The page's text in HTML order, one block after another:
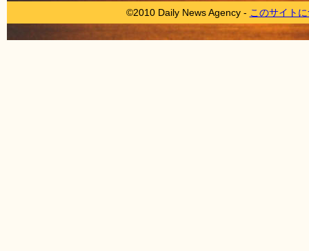
©2010 Daily News Agency - このサイト